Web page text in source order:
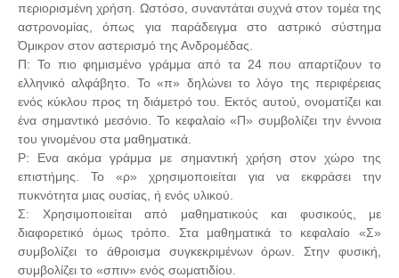
περιορισμένη χρήση. Ωστόσο, συναντάται συχνά στον τομέα της
αστρονομίας, όπως για παράδειγμα στο αστρικό σύστημα
Όμικρον στον αστερισμό της Ανδρομέδας.
Π: Το πιο φημισμένο γράμμα από τα 24 που απαρτίζουν το
ελληνικό αλφάβητο. Το «π» δηλώνει το λόγο της περιφέρειας
ενός κύκλου προς τη διάμετρό του. Εκτός αυτού, ονοματίζει και
ένα σημαντικό μεσόνιο. Το κεφαλαίο «Π» συμβολίζει την έννοια
του γινομένου στα μαθηματικά.
Ρ: Ενα ακόμα γράμμα με σημαντική χρήση στον χώρο της
επιστήμης. Το «ρ» χρησιμοποιείται για να εκφράσει την
πυκνότητα μιας ουσίας, ή ενός υλικού.
Σ: Χρησιμοποιείται από μαθηματικούς και φυσικούς, με
διαφορετικό όμως τρόπο. Στα μαθηματικά το κεφαλαίο «Σ»
συμβολίζει το άθροισμα συγκεκριμένων όρων. Στην φυσική,
συμβολίζει το «σπιν» ενός σωματιδίου.